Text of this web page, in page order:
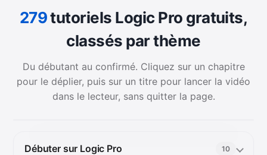
279tutoriels Logic Pro gratuits,
classés par thème
Du débutant au confirmé. Cliquez sur un chapitre
pour le déplier, puis sur un titre pour lancer la vidéo
dans le lecteur, sans quitter la page.
Débuter sur Logic Pro 10